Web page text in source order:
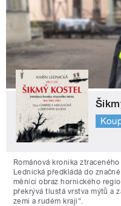
Románová kronika
Lednická předkládá do
měnící obraz hornického
překrývá tlustá vrstva mýtů a
zemi a rudém kraji“.